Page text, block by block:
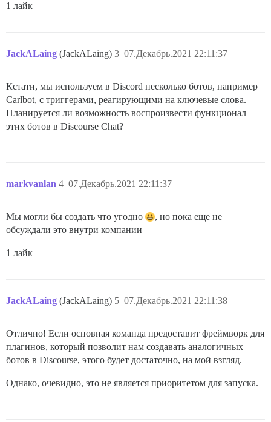
1 лайк
JackALaing (JackALaing) 07.Декабрь.2021 22:11:37
3
Кстати, мы используем в Discord несколько ботов, например
Carlbot, с триггерами, реагирующими на ключевые слова.
Планируется ли возможность воспроизвести функционал
этих ботов в Discourse Chat?
markvanlan 07.Декабрь.2021 22:11:37
4
Мы могли бы создать что угодно
, но пока еще не
обсуждали это внутри компании
1 лайк
JackALaing (JackALaing) 07.Декабрь.2021 22:11:38
5
Отлично! Если основная команда предоставит фреймворк для
плагинов, который позволит нам создавать аналогичных
ботов в Discourse, этого будет достаточно, на мой взгляд.
Однако, очевидно, это не является приоритетом для запуска.